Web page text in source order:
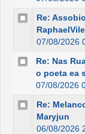
Re:
07/08/2026
Re: Nas
o poeta ea
07/08/2026
Re:
Maryjun
06/08/2026